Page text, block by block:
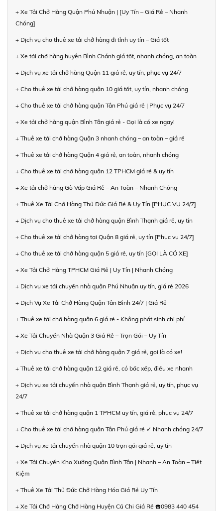
+ Xe Tải Chở Hàng Quận Phú Nhuận | [Uy Tín – Giá Rẻ – Nhanh
Chóng]
+ Dịch vụ cho thuê xe tải chở hàng đi tỉnh uy tín – Giá tốt
+ Xe tải chở hàng huyện Bình Chánh giá tốt, nhanh chóng, an toàn
+ Dịch vụ xe tải chở hàng Quận 11 giá rẻ, uy tín, phục vụ 24/7
+ Cho thuê xe tải chở hàng quận 10 giá tốt, uy tín, nhanh chóng
+ Cho thuê xe tải chở hàng quận Tân Phú giá rẻ | Phục vụ 24/7
+ Xe tải chở hàng quận Bình Tân giá rẻ - Gọi là có xe ngay!
+ Thuê xe tải chở hàng Quận 3 nhanh chóng – an toàn – giá rẻ
+ Thuê xe tải chở hàng Quận 4 giá rẻ, an toàn, nhanh chóng
+ Cho thuê xe tải chở hàng quận 12 TPHCM giá rẻ & uy tín
+ Xe tải chở hàng Gò Vấp Giá Rẻ – An Toàn – Nhanh Chóng
+ Thuê Xe Tải Chở Hàng Thủ Đức Giá Rẻ & Uy Tín [PHỤC VỤ 24/7]
+ Dịch vụ cho thuê xe tải chở hàng quận Bình Thạnh giá rẻ, uy tín
+ Cho thuê xe tải chở hàng tại Quận 8 giá rẻ, uy tín [Phục vụ 24/7]
+ Cho thuê xe tải chở hàng quận 5 giá rẻ, uy tín [GỌI LÀ CÓ XE]
+ Xe Tải Chở Hàng TPHCM Giá Rẻ | Uy Tín | Nhanh Chóng
+ Dịch vụ xe tải chuyển nhà quận Phú Nhuận uy tín, giá rẻ 2026
+ Dịch Vụ Xe Tải Chở Hàng Quận Tân Bình 24/7 | Giá Rẻ
+ Thuê xe tải chở hàng quận 6 giá rẻ - Không phát sinh chi phí
+ Xe Tải Chuyển Nhà Quận 3 Giá Rẻ – Trọn Gói – Uy Tín
+ Dịch vụ cho thuê xe tải chở hàng quận 7 giá rẻ, gọi là có xe!
+ Thuê xe tải chở hàng quận 12 giá rẻ, có bốc xếp, điều xe nhanh
+ Dịch vụ xe tải chuyển nhà quận Bình Thạnh giá rẻ, uy tín, phục vụ
24/7
+ Thuê xe tải chở hàng quận 1 TPHCM uy tín, giá rẻ, phục vụ 24/7
+ Cho thuê xe tải chở hàng quận Tân Phú giá rẻ ✓ Nhanh chóng 24/7
+ Dịch vụ xe tải chuyển nhà quận 10 trọn gói giá rẻ, uy tín
+ Xe Tải Chuyển Kho Xưởng Quận Bình Tân | Nhanh – An Toàn – Tiết
Kiệm
+ Thuê Xe Tải Thủ Đức Chở Hàng Hóa Giá Rẻ Uy Tín
+ Xe Tải Chở Hàng Chở Hàng Huyện Củ Chi Giá Rẻ ☎️0983 440 454